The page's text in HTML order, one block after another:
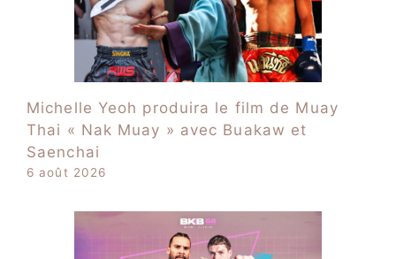
Michelle Yeoh produira le film de Muay
Thai « Nak Muay » avec Buakaw et
Saenchai
6 août 2026